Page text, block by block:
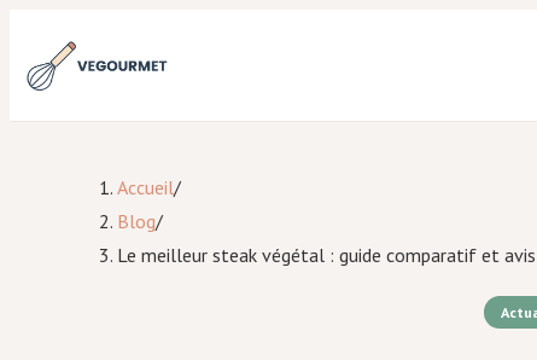
Accueil/
Blog/
Le meilleur steak végétal : guide comparatif et